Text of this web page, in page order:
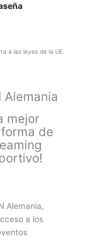
a las leyes de la UE.
Alemania
mejor
de
Alemania,
a los